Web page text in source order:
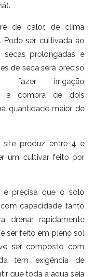
de calor, de clima
ser cultivada ao
prolongadas e
de seca será preciso
irrigação
a compra de dois
quantidade maior de
site produz entre 4 e
um cultivar feito por
e precisa que o solo
capacidade tanto
drenar rapidamente
ser feito em pleno sol
ser composto com
tem exigência de
que toda a água seja